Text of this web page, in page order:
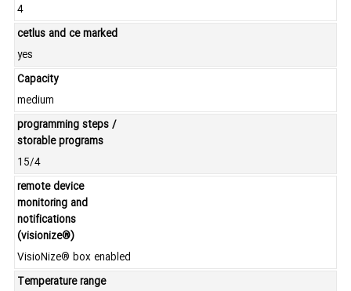
4
cetlus and ce marked
yes
Capacity
medium
programming steps /
storable programs
15/4
remote device
monitoring and
notifications
(visionize®)
VisioNize® box enabled
Temperature range